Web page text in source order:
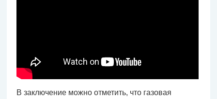
В заключение можно отметить, что газовая